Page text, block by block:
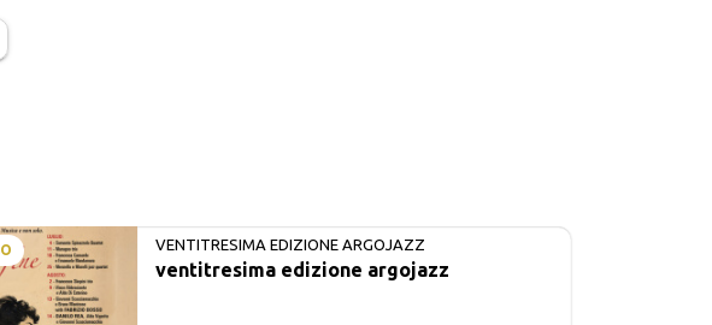
VENTITRESIMA EDIZIONE ARGOJAZZ
ventitresima edizione argojazz